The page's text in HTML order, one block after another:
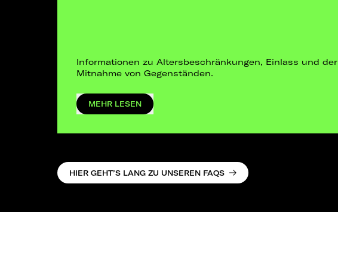
Informationen zu Altersbeschränkungen, Einlass und der
Mitnahme von Gegenständen.
MEHR LESEN
HIER GEHT’S LANG ZU UNSEREN FAQS